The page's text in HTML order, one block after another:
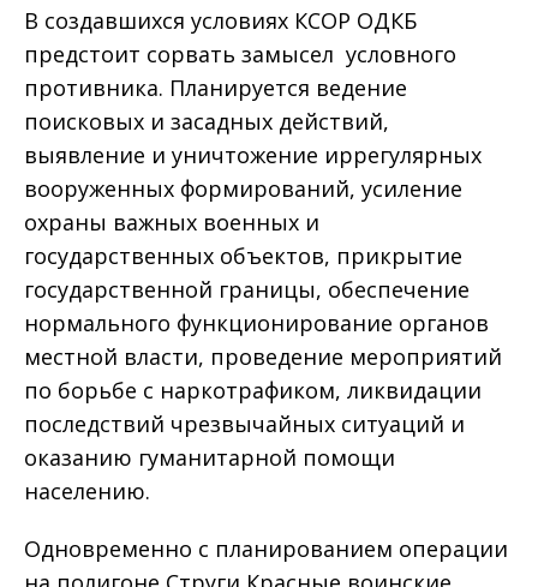
В создавшихся условиях КСОР ОДКБ
предстоит сорвать замысел условного
противника. Планируется ведение
поисковых и засадных действий,
выявление и уничтожение иррегулярных
вооруженных формирований, усиление
охраны важных военных и
государственных объектов, прикрытие
государственной границы, обеспечение
нормального функционирование органов
местной власти, проведение мероприятий
по борьбе с наркотрафиком, ликвидации
последствий чрезвычайных ситуаций и
оказанию гуманитарной помощи
населению.
Одновременно с планированием операции